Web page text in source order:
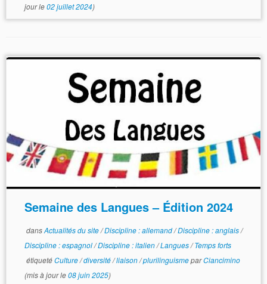
jour le02 juillet 2024)
Semaine des Langues – Édition 2024
dansActualités du site/Discipline : allemand/Discipline : anglais/
Discipline : espagnol/Discipline : italien/Langues/Temps forts
étiquetéCulture/diversité/liaison/plurilinguismeparCiancimino
(mis à jour le08 juin 2025)